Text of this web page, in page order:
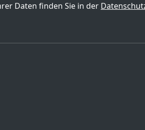
Daten finden Sie in der